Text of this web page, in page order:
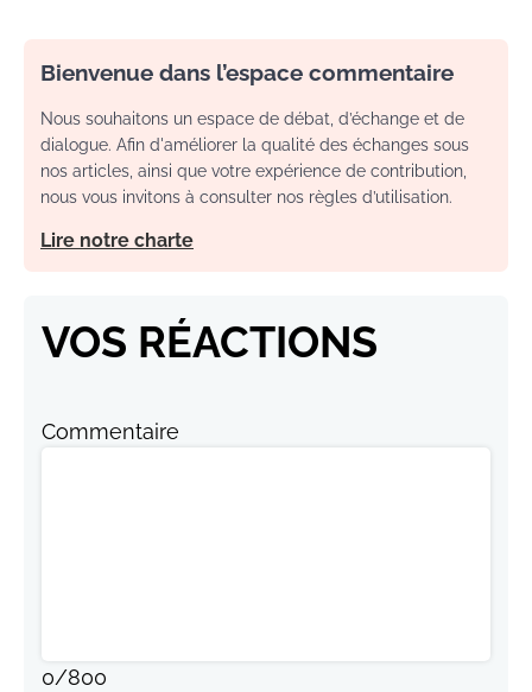
Bienvenue dans l’espace commentaire
Nous souhaitons un espace de débat, d’échange et de
dialogue. Afin d'améliorer la qualité des échanges sous
nos articles, ainsi que votre expérience de contribution,
nous vous invitons à consulter nos règles d’utilisation.
Lire notre charte
VOS RÉACTIONS
Commentaire
0/800